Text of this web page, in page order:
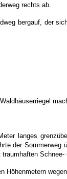
rechts ab.
bergauf, der
langes
der
Schnee-
Höhenmetern